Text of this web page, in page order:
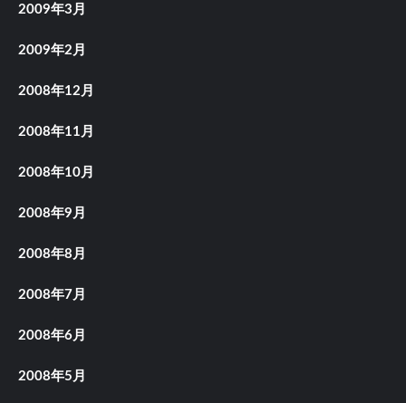
2009年3月
2009年2月
2008年12月
2008年11月
2008年10月
2008年9月
2008年8月
2008年7月
2008年6月
2008年5月